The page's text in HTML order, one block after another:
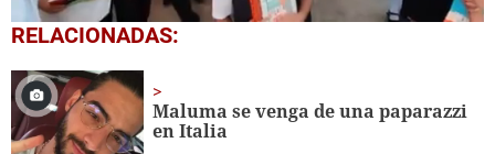
0
seconds
1
minute,
56
seconds
RELACIONADAS:
Maluma se venga de una paparazzi
en Italia